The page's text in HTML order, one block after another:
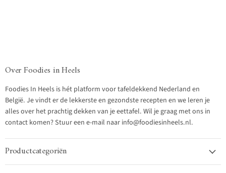
Over Foodies in Heels
Foodies In Heels is hét platform voor tafeldekkend Nederland en
België. Je vindt er de lekkerste en gezondste recepten en we leren je
alles over het prachtig dekken van je eettafel. Wil je graag met ons in
contact komen? Stuur een e-mail naar info@foodiesinheels.nl.
Productcategoriën